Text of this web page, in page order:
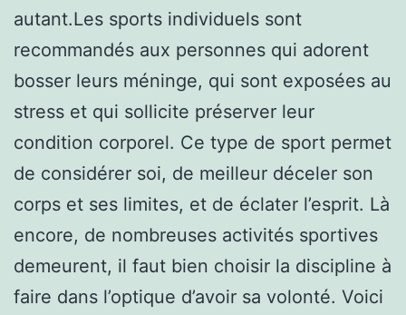
autant.Les sports individuels sont
recommandés aux personnes qui adorent
bosser leurs méninge, qui sont exposées au
stress et qui sollicite préserver leur
condition corporel. Ce type de sport permet
de considérer soi, de meilleur déceler son
corps et ses limites, et de éclater l’esprit. Là
encore, de nombreuses activités sportives
demeurent, il faut bien choisir la discipline à
faire dans l’optique d’avoir sa volonté. Voici